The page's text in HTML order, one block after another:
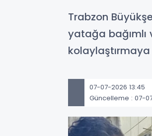
Trabzon
yatağa bağımlı
kolaylaştırmaya
07-07-2026 13:45
Güncelleme : 07-